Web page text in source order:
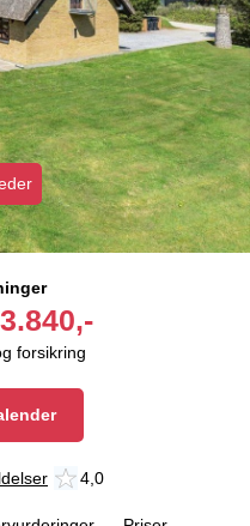
3.840,-
forsikring
4,0